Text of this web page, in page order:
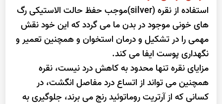
استفاده از نقره (silver)موجب حفظ حالت الاستیکی رگ
های خونی موجود در بدن ما می گردد که این خود نقش
مهمی را در تشکیل و درمان استخوان و همچنین تعمیر و
نگهداری پوست ایفا می کند.
مزایای نقره تنها محدود به کاهش درد نیست، نقره
همچنین می تواند از اتساع درد مفاصل انگشت، در
کسانی که از آرتریت روماتوئید رنج می برند، جلوگیری به